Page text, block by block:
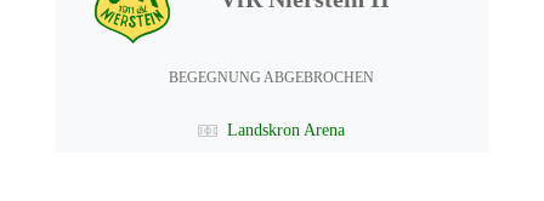
BEGEGNUNG ABGEBROCHEN
Landskron Arena